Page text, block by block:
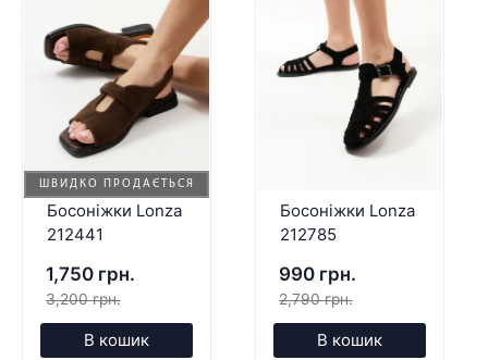
ШВИДКО ПРОДАЄТЬСЯ
Босоніжки Lonza
212441
1,750 грн.
3,200 грн.
В кошик
Босоніжки Lonza
212785
990 грн.
2,790 грн.
В кошик